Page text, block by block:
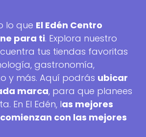
lo que El Edén Centro
para ti. Explora nuestro
tus tiendas favoritas
gastronomía,
y más. Aquí podrás ubicar
marca, para que planees
En El Edén, las mejores
con las mejores